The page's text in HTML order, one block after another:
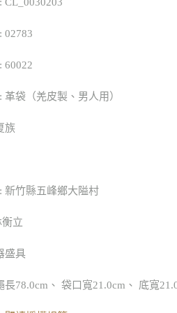
CL_0030203
02783
60022
革袋（羌皮製、男人用）
族
新竹縣五峰鄉大隘村
立
盛具
長78.0cm、 袋口寬21.0cm、 底寬